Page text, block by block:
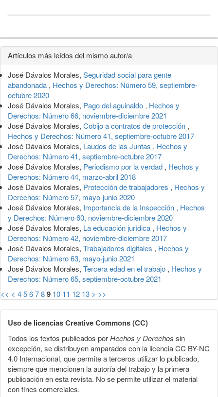
Detalles
del
artículo
Artículos más leídos del mismo autor/a
José Dávalos Morales, Seguridad social para gente
abandonada , Hechos y Derechos: Número 59, septiembre-
octubre 2020
José Dávalos Morales, Pago del aguinaldo , Hechos y
Derechos: Número 66, noviembre-diciembre 2021
José Dávalos Morales, Cobijo a contratos de protección ,
Hechos y Derechos: Número 41, septiembre-octubre 2017
José Dávalos Morales, Laudos de las Juntas , Hechos y
Derechos: Número 41, septiembre-octubre 2017
José Dávalos Morales, Periodismo por la verdad , Hechos y
Derechos: Número 44, marzo-abril 2018
José Dávalos Morales, Protección de trabajadores , Hechos y
Derechos: Número 57, mayo-junio 2020
José Dávalos Morales, Importancia de la Inspección , Hechos
y Derechos: Número 60, noviembre-diciembre 2020
José Dávalos Morales, La educación jurídica , Hechos y
Derechos: Número 42, noviembre-diciembre 2017
José Dávalos Morales, Trabajadores digitales , Hechos y
Derechos: Número 63, mayo-junio 2021
José Dávalos Morales, Tercera edad en el trabajo , Hechos y
Derechos: Número 65, septiembre-octubre 2021
<< < 456789 10 11 12 13 > >>
Uso de licencias Creative Commons (CC)
Todos los textos publicados porHechos y Derechos sin
excepción, se distribuyen amparados con la licencia CC BY-NC
4.0 Internacional, que permite a terceros utilizar lo publicado,
siempre que mencionen la autoría del trabajo y la primera
publicación en esta revista. No se permite utilizar el material
con fines comerciales.